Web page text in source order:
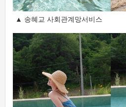
▲ 송혜교 사회관계망서비스